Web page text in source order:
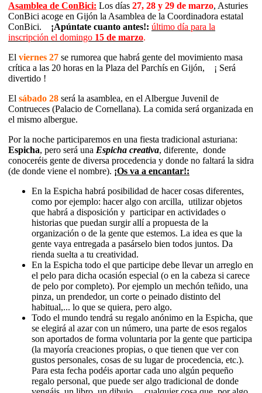
Asamblea de ConBici: Los días 27, 28 y 29 de marzo, Asturies
ConBici acoge en Gijón la Asamblea de la Coordinadora estatal
ConBici. ¡Apúntate cuanto antes!: último día para la
inscripción el domingo 15 de marzo.
El viernes 27 se rumorea que habrá gente del movimiento masa
crítica a las 20 horas en la Plaza del Parchís en Gijón, ¡ Será
divertido !
El sábado 28 será la asamblea, en el Albergue Juvenil de
Contrueces (Palacio de Cornellana). La comida será organizada en
el mismo albergue.
Por la noche participaremos en una fiesta tradicional asturiana:
Espicha, pero será una Espicha creativa, diferente, donde
conoceréis gente de diversa procedencia y donde no faltará la sidra
(de donde viene el nombre). ¡Os va a encantar!:
En la Espicha habrá posibilidad de hacer cosas diferentes,
como por ejemplo: hacer algo con arcilla, utilizar objetos
que habrá a disposición y participar en actividades o
historias que puedan surgir allí a propuesta de la
organización o de la gente que estemos. La idea es que la
gente vaya entregada a pasárselo bien todos juntos. Da
rienda suelta a tu creatividad.
En la Espicha todo el que participe debe llevar un arreglo en
el pelo para dicha ocasión especial (o en la cabeza si carece
de pelo por completo). Por ejemplo un mechón teñido, una
pinza, un prendedor, un corte o peinado distinto del
habitual,... lo que se quiera, pero algo.
Todo el mundo tendrá su regalo anónimo en la Espicha, que
se elegirá al azar con un número, una parte de esos regalos
son aportados de forma voluntaria por la gente que participa
(la mayoría creaciones propias, o que tienen que ver con
gustos personales, cosas de su lugar de procedencia, etc.).
Para esta fecha podéis aportar cada uno algún pequeño
regalo personal, que puede ser algo tradicional de donde